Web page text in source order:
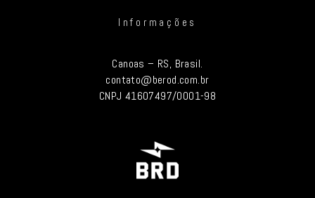
Informações
Canoas – RS, Brasil.
contato@berod.com.br
CNPJ 41607497/0001-98